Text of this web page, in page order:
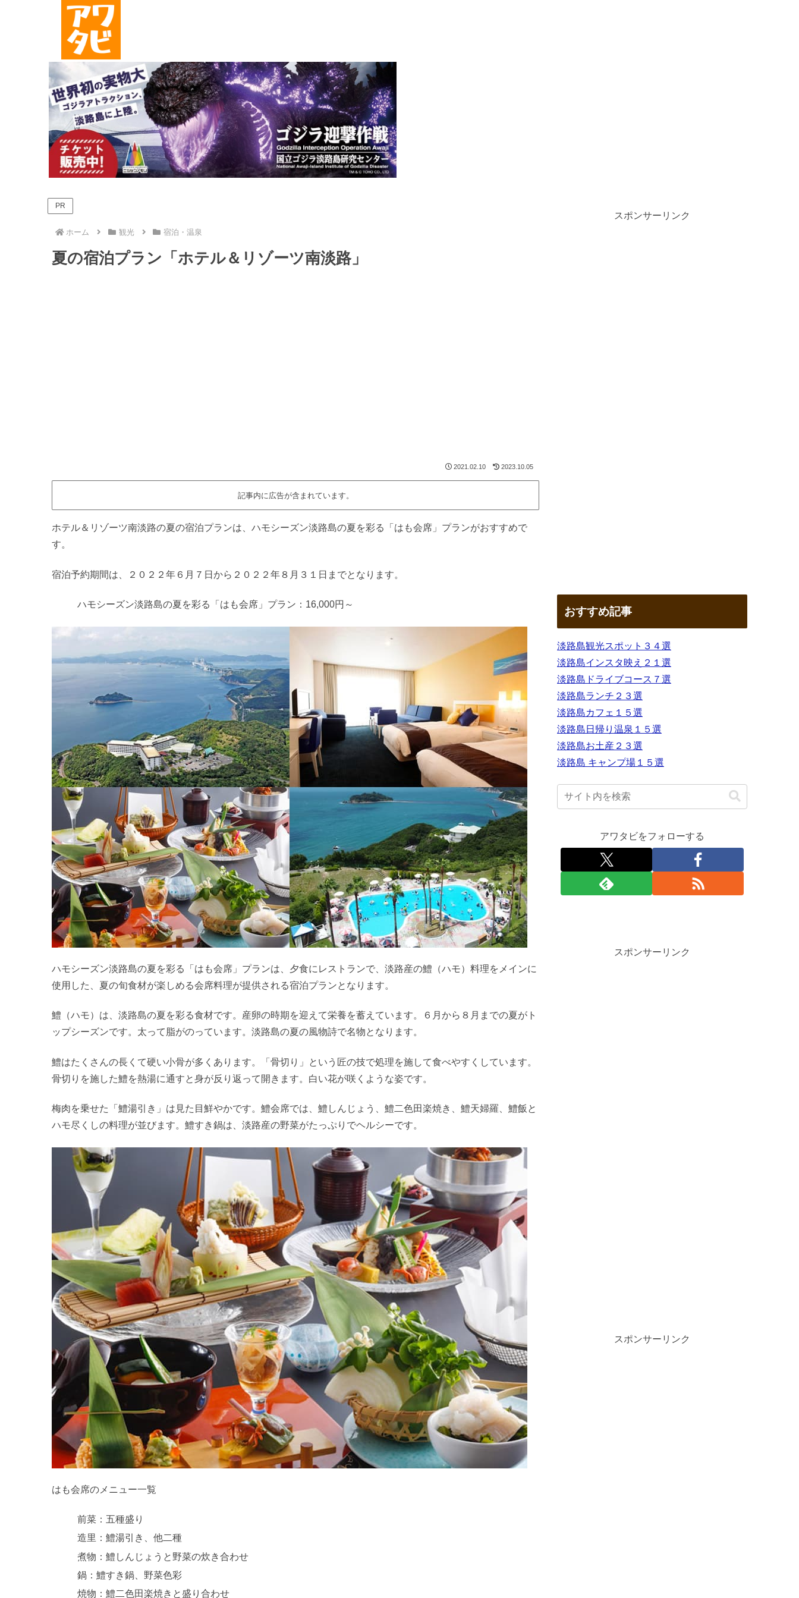
PR
ホーム 観光 宿泊・温泉
夏の宿泊プラン「ホテル＆リゾーツ南淡路」
2021.02.10 2023.10.05
記事内に広告が含まれています。
ホテル＆リゾーツ南淡路の夏の宿泊プランは、ハモシーズン淡路島の夏を彩る「はも会席」プランがおすすめで
す。
宿泊予約期間は、２０２２年６月７日から２０２２年８月３１日までとなります。
ハモシーズン淡路島の夏を彩る「はも会席」プラン：16,000円～
ハモシーズン淡路島の夏を彩る「はも会席」プランは、夕食にレストランで、淡路産の鱧（ハモ）料理をメインに
使用した、夏の旬食材が楽しめる会席料理が提供される宿泊プランとなります。
鱧（ハモ）は、淡路島の夏を彩る食材です。産卵の時期を迎えて栄養を蓄えています。６月から８月までの夏がト
ップシーズンです。太って脂がのっています。淡路島の夏の風物詩で名物となります。
鱧はたくさんの長くて硬い小骨が多くあります。「骨切り」という匠の技で処理を施して食べやすくしています。
骨切りを施した鱧を熱湯に通すと身が反り返って開きます。白い花が咲くような姿です。
梅肉を乗せた「鱧湯引き」は見た目鮮やかです。鱧会席では、鱧しんじょう、鱧二色田楽焼き、鱧天婦羅、鱧飯と
ハモ尽くしの料理が並びます。鱧すき鍋は、淡路産の野菜がたっぷりでヘルシーです。
はも会席のメニュー一覧
前菜：五種盛り
造里：鱧湯引き、他二種
煮物：鱧しんじょうと野菜の炊き合わせ
鍋：鱧すき鍋、野菜色彩
焼物：鱧二色田楽焼きと盛り合わせ
スポンサーリンク
おすすめ記事
淡路島観光スポット３４選
淡路島インスタ映え２１選
淡路島ドライブコース７選
淡路島ランチ２３選
淡路島カフェ１５選
淡路島日帰り温泉１５選
淡路島お土産２３選
淡路島 キャンプ場１５選
アワタビをフォローする
スポンサーリンク
スポンサーリンク